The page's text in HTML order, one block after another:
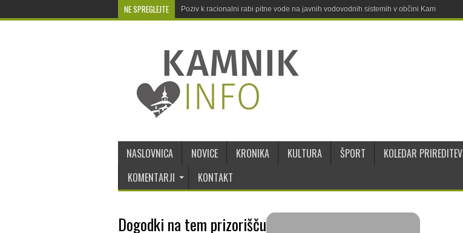
NE SPREGLEJTE Poziv k racionalni rabi pitne vode na javnih vodovodnih sistemih v občini Kamnik
NASLOVNICA NOVICE KRONIKA KULTURA ŠPORT KOLEDAR PRIREDITEV
KOMENTARJI
KONTAKT
Dogodki na tem prizorišču